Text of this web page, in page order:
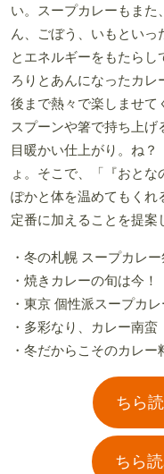
い。スープカレーもまた
ん、ごぼう、いもとい
とエネルギーをもたらし
ろりとあんになったカレ
後まで熱々で楽しませて
スプーンや箸で持ち上
目暖かい仕上がり。ね
ょ。そこで、「『おと
ぽかと体を温めてもく
定番に加えることを提案
・冬の札幌 スープカレー
・焼きカレーの旬は今！
・東京 個性派スープカレ
・多彩なり、カレー南蛮
・冬だからこそのカレ
ちら
ちら